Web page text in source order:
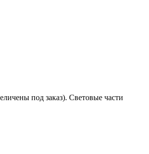
под заказ). Световые части